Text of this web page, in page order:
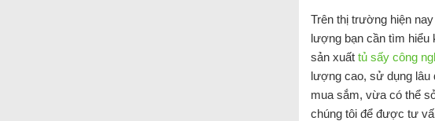
Trên thị trường hiện
lượng bạn cần tìm hiểu
sản xuất tủ sấy công
lượng cao, sử dụng
mua sắm, vừa có thể
chúng tôi để được tư